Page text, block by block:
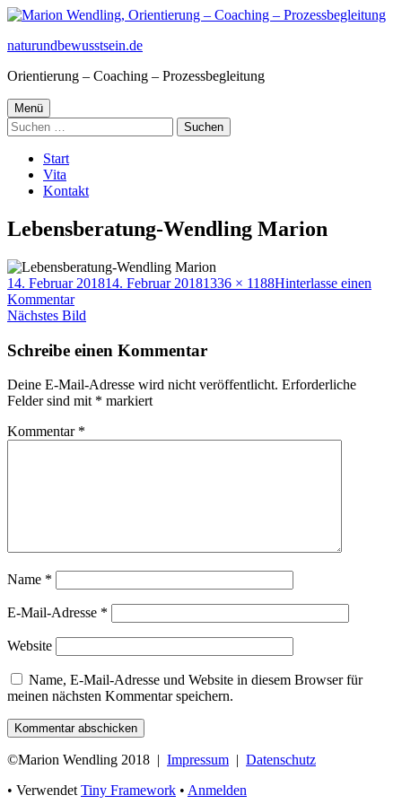
Springe
Inhalt
naturundbewusstsein.de
Orientierung – Coaching – Prozessbegleitung
Primäres
Menü
Menü
Suchen
nach:
Start
Vita
Kontakt
Lebensberatung-Wendling Marion
Veröffentlicht
am
14. Februar 201814. Februar 2018Volle
1336 × 1188Hinterlasse einen
Kommentarzu
Lebensberatung-
Marion
Nächstes Bild
Schreibe einen Kommentar
Deine E-Mail-Adresse wird nicht veröffentlicht. Erforderliche
Felder sind mit * markiert
Kommentar *
Name *
E-Mail-Adresse *
Website
Name, E-Mail-Adresse und Website in diesem Browser für
meinen nächsten Kommentar speichern.
Footer
Inhalt
©Marion Wendling 2018 | Impressum | Datenschutz
• Verwendet Tiny Framework • Anmelden